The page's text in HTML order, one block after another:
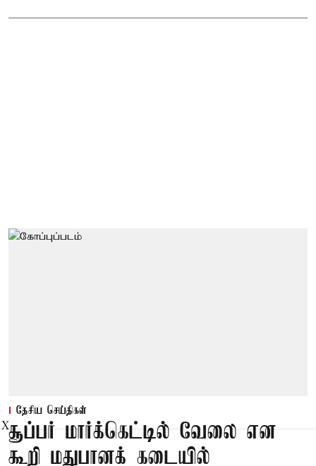
தேசிய செய்திகள்
சூப்பர் மார்க்கெட்டில் வேலை என
கூறி மதுபானக் கடையில்
X